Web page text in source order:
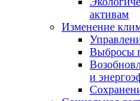
активам
Изменение
Выбросы
и